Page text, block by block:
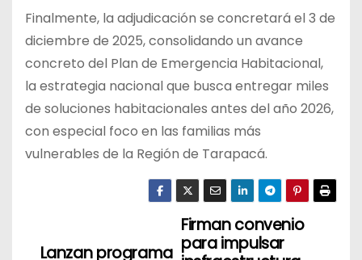
Finalmente, la adjudicación se concretará el 3 de
diciembre de 2025, consolidando un avance
concreto del Plan de Emergencia Habitacional,
la estrategia nacional que busca entregar miles
de soluciones habitacionales antes del año 2026,
con especial foco en las familias más
vulnerables de la Región de Tarapacá.
Firman convenio
para impulsar
Lanzan programa